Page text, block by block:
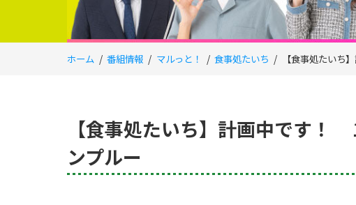
ホーム 番組情報 マルっと！ 食事処たいち 【食事処たいち
【食事処たいち】計画中です！
ンプルー